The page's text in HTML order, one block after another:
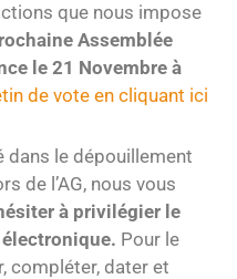
que nous impose
haine Assemblée
le 21 Novembre à
de vote en cliquant ici
dans le dépouillement
de l’AG, nous vous
à privilégier le
Pour le
compléter, dater et